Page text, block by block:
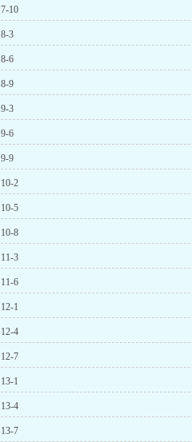
7-10
8-3
8-6
8-9
9-3
9-6
9-9
10-2
10-5
10-8
11-3
11-6
12-1
12-4
12-7
13-1
13-4
13-7